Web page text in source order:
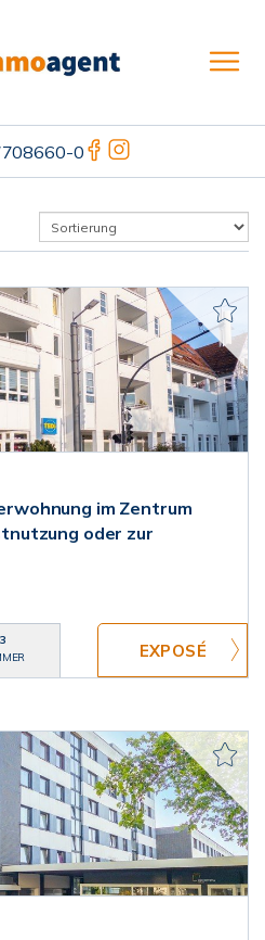
0
im Zentrum
oder zur
3